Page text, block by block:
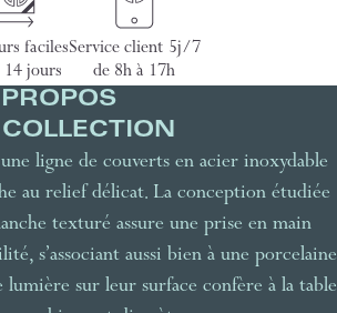
faciles
14 jours
Service client 5j/7
de 8h à 17h
ligne de couverts en acier inoxydable
au relief délicat. La conception étudiée
texturé assure une prise en main
s’associant aussi bien à une porcelaine
lumière sur leur surface confère à la table